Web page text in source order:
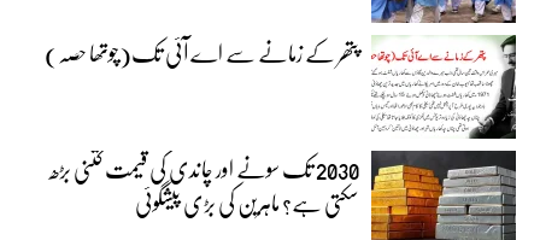
پتھر کے زمانے سے اے آئی تک(چوتھا حصہ)
2030 تک سونے اور چاندی کی قیمت کتنی بڑھ
سکتی ہے؟ ماہرین کی بڑی پیشگوئی